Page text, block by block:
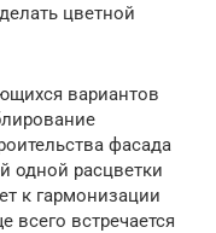
цветной
вариантов
фасада
одной расцветки
к гармонизации
всего встречается